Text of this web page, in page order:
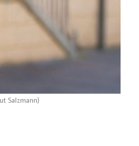
Salzmann)